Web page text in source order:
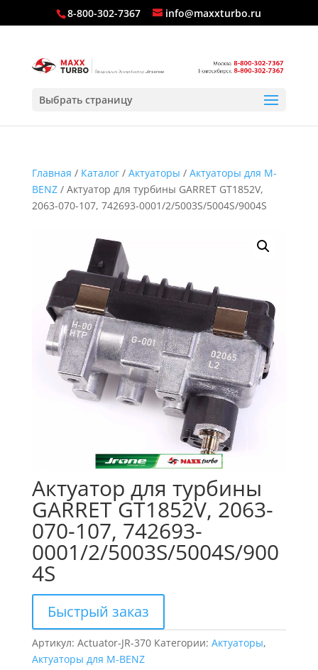
8-800-302-7367 info@maxxturbo.ru
Выбрать страницу
Главная / Каталог/ Актуаторы / Актуаторы для M-
BENZ/ Актуатор для турбины GARRET GT1852V,
2063-070-107, 742693-0001/2/5003S/5004S/9004S
Актуатор для турбины
GARRET GT1852V, 2063-
070-107, 742693-
0001/2/5003S/5004S/900
4S
Быстрый заказ
Артикул: Actuator-JR-370 Категории: Актуаторы,
Актуаторы для M-BENZ